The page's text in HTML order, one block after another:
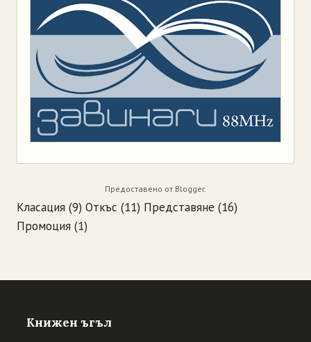
Предоставено от Blogger.
Класация (9) Откъс (11) Представяне (16)
Промоция (1)
Книжен ъгъл